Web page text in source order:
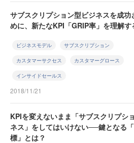
サブスクリプション型ビジネスを成功
めに、新たなKPI「GRIP率」を理解す
ビジネスモデル サブスクリプション
カスタマーサクセス カスタマーグロース
インサイドセールス
2018/11/21
KPIを変えないまま「サブスクリプシ
ネス」をしてはいけない──鍵となる
標」とは？